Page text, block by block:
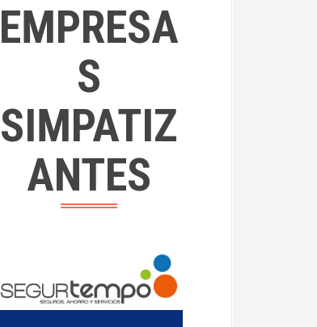
EMPRESA
S
SIMPATIZ
ANTES